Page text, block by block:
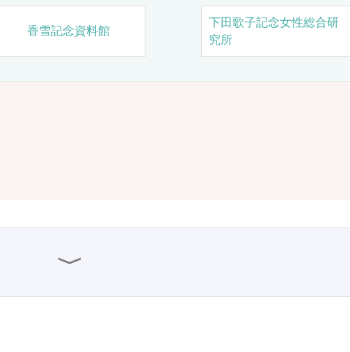
香雪記念資料館
下田歌子記念女性総合研
究所